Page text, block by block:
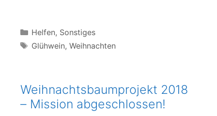
Kategorien
Helfen, Sonstiges
Schlagwörter
Glühwein, Weihnachten
Weihnachtsbaumprojekt 2018
– Mission abgeschlossen!